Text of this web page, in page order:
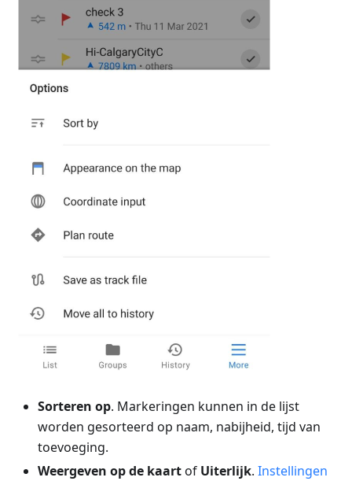
Sorteren op. Markeringen kunnen in de lijst
worden gesorteerd op naam, nabijheid, tijd van
toevoeging.
Weergeven op de kaartof Uiterlijk. Instellingen